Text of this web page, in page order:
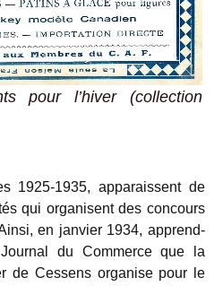
pour l’hiver (collection
1925-1935, apparaissent de
qui organisent des concours
en janvier 1934, apprend-
du Commerce que la
de Cessens organise pour le